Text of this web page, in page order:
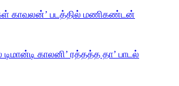
காவலன்’ படத்தில் மணிகண்டன்
காலனி’ ரத்தத்த தா’ பாடல்